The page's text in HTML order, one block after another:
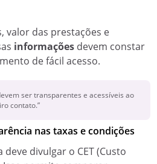
valor das prestações e
informações devem constar
de fácil acesso.
ser transparentes e acessíveis ao
contato.”
nas taxas e condições
deve divulgar o CET (Custo